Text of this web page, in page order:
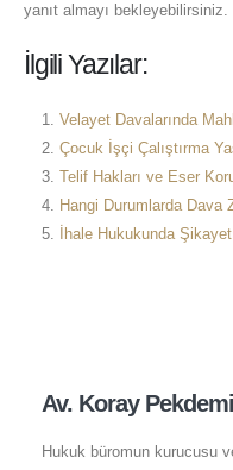
yanıt almayı bekleyebilirsiniz.
İlgili Yazılar:
Velayet Davalarında
Çocuk İşçi Çalıştırma
Telif Hakları ve Eser
Hangi Durumlarda Dava
İhale Hukukunda
Av. Koray
Hukuk büromun kurucusu